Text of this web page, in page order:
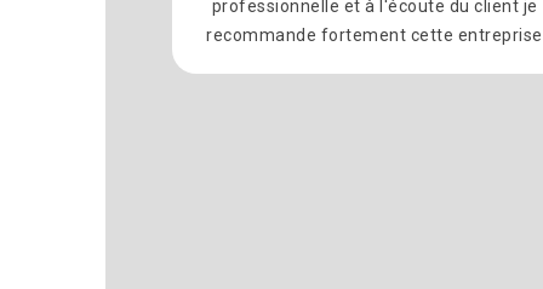
professionnelle et à l'écoute du client je
recommande fortement cette entreprise